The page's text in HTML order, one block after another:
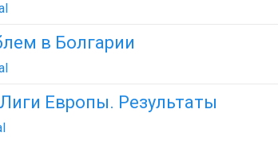
в Болгарии
Европы. Результаты